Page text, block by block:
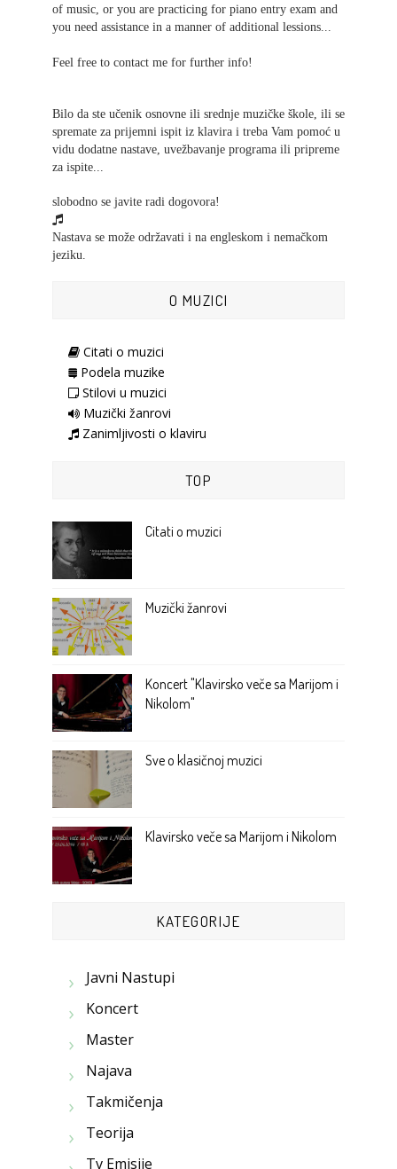
of music, or you are practicing for piano entry exam and
you need assistance in a manner of additional lessions...
Feel free to contact me for further info!
Bilo da ste učenik osnovne ili srednje muzičke škole, ili se
spremate za prijemni ispit iz klavira i treba Vam pomoć u
vidu dodatne nastave, uvežbavanje programa ili pripreme
za ispite...
slobodno se javite radi dogovora!
Nastava se može održavati i na engleskom i nemačkom
jeziku.
O MUZICI
Citati o muzici
Podela muzike
Stilovi u muzici
Muzički žanrovi
Zanimljivosti o klaviru
TOP
Citati o muzici
Muzički žanrovi
Koncert "Klavirsko veče sa Marijom i
Nikolom"
Sve o klasičnoj muzici
Klavirsko veče sa Marijom i Nikolom
KATEGORIJE
Javni Nastupi
Koncert
Master
Najava
Takmičenja
Teorija
Tv Emisije